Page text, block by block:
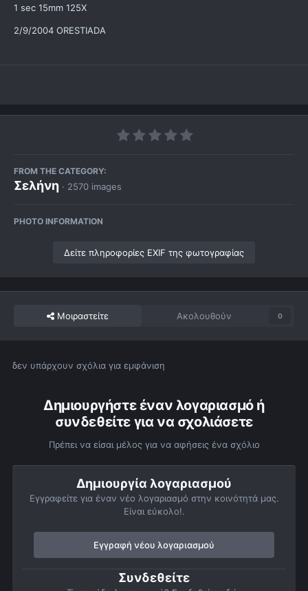
1 sec 15mm 125X
2/9/2004 ORESTIADA
FROM THE CATEGORY:
Σελήνη · 2570 images
PHOTO INFORMATION
Δείτε πληροφορίες EXIF της φωτογραφίας
Μοιραστείτε Ακολουθούν 0
δεν υπάρχουν σχόλια για εμφάνιση
Δημιουργήστε έναν λογαριασμό ή
συνδεθείτε για να σχολιάσετε
Πρέπει να είσαι μέλος για να αφήσεις ένα σχόλιο
Δημιουργία λογαριασμού
Εγγραφείτε για έναν νέο λογαριασμό στην κοινότητά μας.
Είναι εύκολο!.
Εγγραφή νέου λογαριασμού
Συνδεθείτε